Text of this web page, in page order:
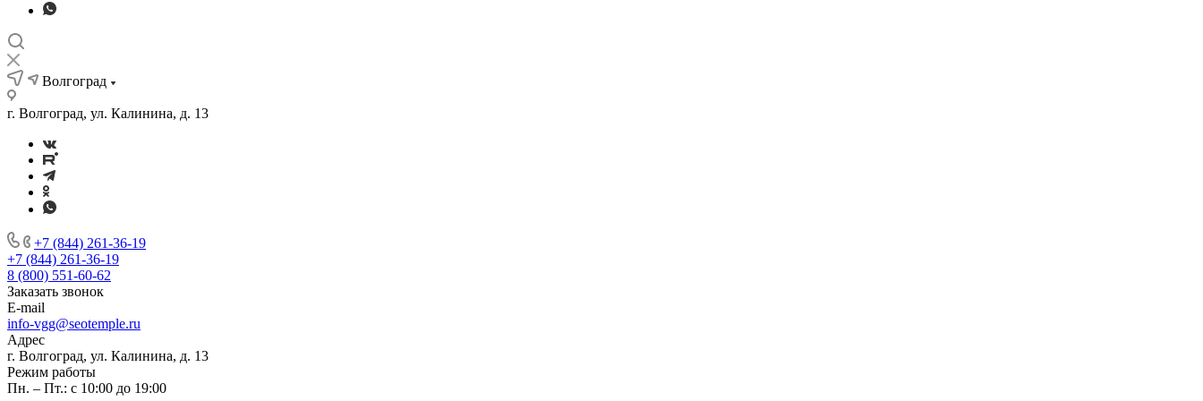
Волгоград
г. Волгоград, ул. Калинина, д. 13
+7 (844) 261-36-19
+7 (844) 261-36-19
8 (800) 551-60-62
Заказать звонок
E-mail
info-vgg@seotemple.ru
Адрес
г. Волгоград, ул. Калинина, д. 13
Режим работы
Пн. – Пт.: с 10:00 до 19:00